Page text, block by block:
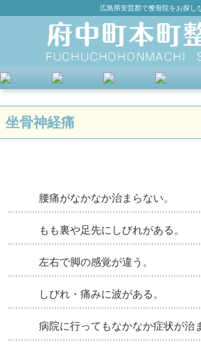
広島県安芸郡で整骨院をお探し
坐骨神経痛
腰痛がなかなか治まらない。
もも裏や足先にしびれがある。
左右で脚の感覚が違う。
しびれ・痛みに波がある。
病院に行ってもなかなか症状が治